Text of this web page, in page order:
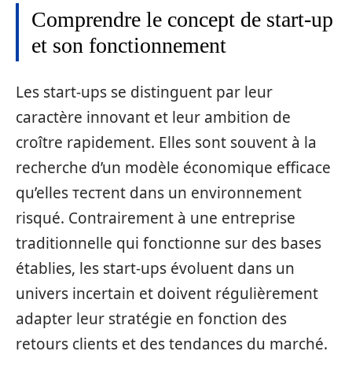
Comprendre le concept de start-up
et son fonctionnement
Les start-ups se distinguent par leur
caractère innovant et leur ambition de
croître rapidement. Elles sont souvent à la
recherche d’un modèle économique efficace
qu’elles тестent dans un environnement
risqué. Contrairement à une entreprise
traditionnelle qui fonctionne sur des bases
établies, les start-ups évoluent dans un
univers incertain et doivent régulièrement
adapter leur stratégie en fonction des
retours clients et des tendances du marché.